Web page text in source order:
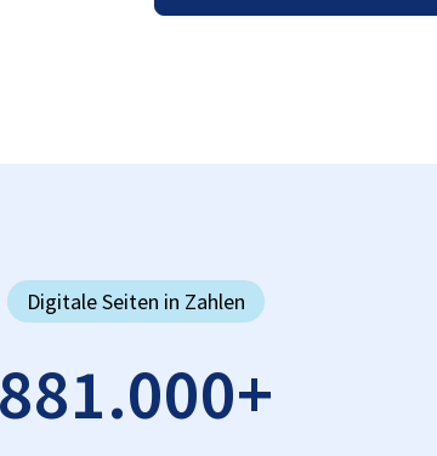
Digitale Seiten in Zahlen
881.000+